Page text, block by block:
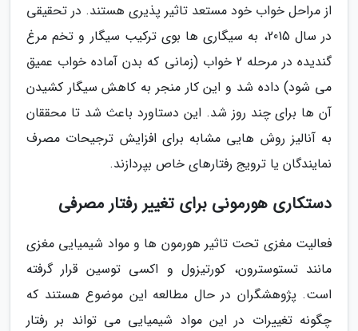
از مراحل خواب خود مستعد تاثیر پذیری هستند. در تحقیقی
در سال 2015، به سیگاری ها بوی ترکیب سیگار و تخم مرغ
گندیده در مرحله 2 خواب (زمانی که بدن آماده خواب عمیق
می شود) داده شد و این کار منجر به کاهش سیگار کشیدن
آن ها برای چند روز شد. این دستاورد باعث شد تا محققان
به آنالیز روش هایی مشابه برای افزایش ترجیحات مصرف
نمایندگان یا ترویج رفتارهای خاص بپردازند.
دستکاری هورمونی برای تغییر رفتار مصرفی
فعالیت مغزی تحت تاثیر هورمون ها و مواد شیمیایی مغزی
مانند تستوسترون، کورتیزول و اکسی توسین قرار گرفته
است. پژوهشگران در حال مطالعه این موضوع هستند که
چگونه تغییرات در این مواد شیمیایی می تواند بر رفتار